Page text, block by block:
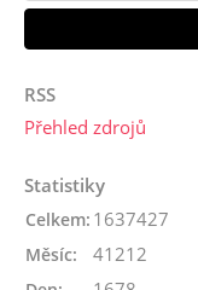
RSS
Přehled zdrojů
Statistiky
Celkem: 1637427
Měsíc: 41212